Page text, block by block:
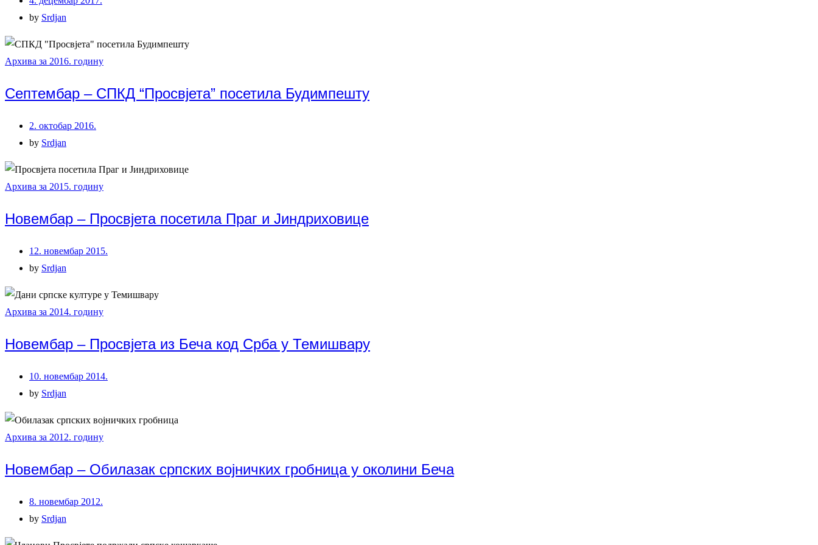
by Srdjan
Архива за 2016. годину
Септембар – СПКД “Просвјета” посетила Будимпешту
2. октобар 2016.
by Srdjan
Архива за 2015. годину
Новембар – Просвјета посетила Праг и Јиндриховице
12. новембар 2015.
by Srdjan
Архива за 2014. годину
Новембар – Просвјета из Беча код Срба у Темишвару
10. новембар 2014.
by Srdjan
Архива за 2012. годину
Новембар – Обилазак српских војничких гробница у околини Беча
8. новембар 2012.
by Srdjan